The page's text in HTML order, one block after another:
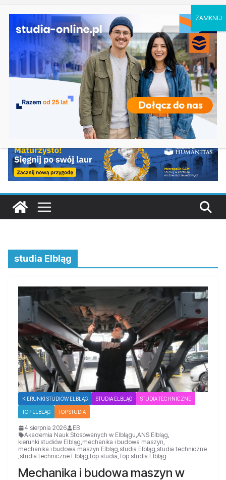
Ostatnie
wpisy:
Logistyka – studia inżynierskie na Uniwersytecie
Szczecińskim
Elektroniczne przetwarzanie informacji w
Krakowie
Prawo w Łomży
Pedagogika przedszkolna i wczesnoszkolna w
Skierniewicach
Kosmetologia w Opolu
studia Elbląg
KIERUNKI STUDIÓW ELBLĄG STUDIA ELBLĄG STUDIA TECHNICZNE
TOP ELBLĄG TOP STUDIA
4 sierpnia 2026
EB
Akademia Nauk Stosowanych w Elblągu,ANS Elbląg,
kierunki studiów Elbląg,mechanika i budowa maszyn,
mechanika i budowa maszyn Elbląg,studia Elbląg,studia techniczne
,studia techniczne Elbląg,top studia,Top studia Elbląg
Mechanika i budowa maszyn w